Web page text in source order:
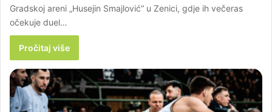
Gradskoj areni „Husejin Smajlović“ u Zenici, gdje ih večeras
očekuje duel…
Pročitaj više